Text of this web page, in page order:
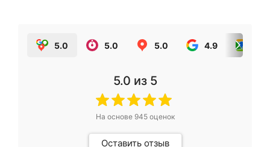
5.0 5.0 5.0 4.9
5.0 из 5
На основе 945оценок
Оставить отзыв